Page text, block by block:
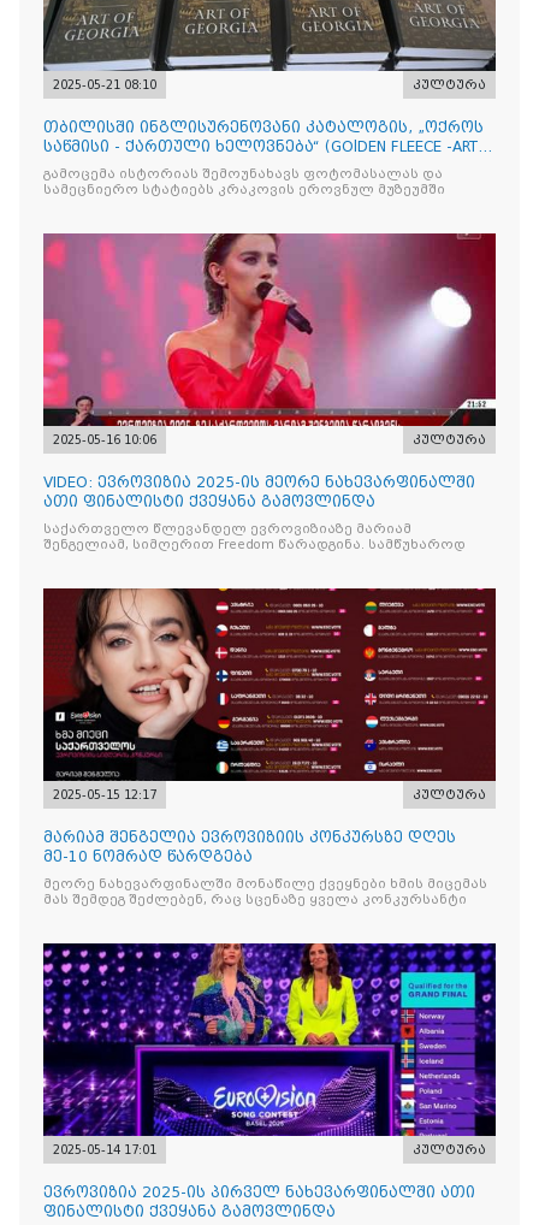
2025-05-21 08:10 კულტურა
თბილისში ინგლისურენოვანი კატალოგის, „ოქროს
საწმისი - ქართული ხელოვნება“ (GOlDEN FLEECE -ART
OF GEORG
გამოცემა ისტორიას შემოუნახავს ფოტომასალას და
სამეცნიერო სტატიებს კრაკოვის ეროვნულ მუზეუმში
2025-05-16 10:06 კულტურა
VIDEO: ევროვიზია 2025-ის მეორე ნახევარფინალში
ათი ფინალისტი ქვეყანა გამოვლინდა
საქართველო წლევანდელ ევროვიზიაზე მარიამ
შენგელიამ, სიმღერით Freedom წარადგინა. სამწუხაროდ
2025-05-15 12:17 კულტურა
მარიამ შენგელია ევროვიზიის კონკურსზე დღეს
მე-10 ნომრად წარდგება
მეორე ნახევარფინალში მონაწილე ქვეყნები ხმის მიცემას
მას შემდეგ შეძლებენ, რაც სცენაზე ყველა კონკურსანტი
2025-05-14 17:01 კულტურა
ევროვიზია 2025-ის პირველ ნახევარფინალში ათი
ფინალისტი ქვეყანა გამოვლინდა